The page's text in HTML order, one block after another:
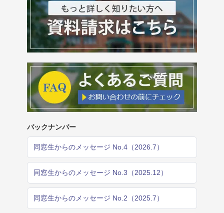
バックナンバー
同窓生からのメッセージ No.4（2026.7）
同窓生からのメッセージ No.3（2025.12）
同窓生からのメッセージ No.2（2025.7）